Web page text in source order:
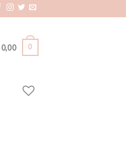
0,00 0